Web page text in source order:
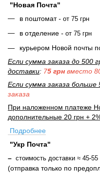
"Новая Почта"
в поштомат- от 75 грн
в отделение - от 75 грн
курьером Новой почты
Если сумма заказа до 500
доставки: 75 грн вместо
Если сумма заказа больше
заказа
При наложенном платеже
дополнительные 20 грн +
Подробнее
"Укр Почта"
– стоимость доставки ≈ 45-
(отправка только по